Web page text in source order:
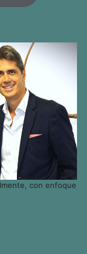
con enfoque